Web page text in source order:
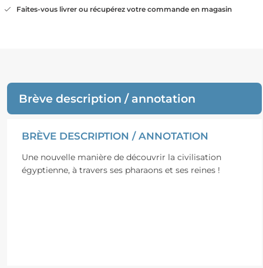
Faites-vous livrer ou récupérez votre commande en magasin
Brève description / annotation
BRÈVE DESCRIPTION / ANNOTATION
Une nouvelle manière de découvrir la civilisation
égyptienne, à travers ses pharaons et ses reines !